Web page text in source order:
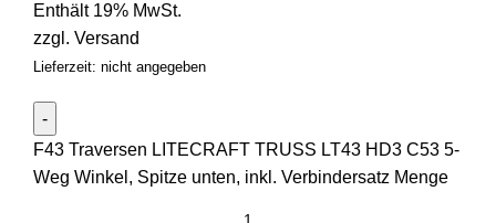
Enthält 19% MwSt.
zzgl. Versand
Lieferzeit: nicht angegeben
F43 Traversen LITECRAFT TRUSS LT43 HD3 C53 5-
Weg Winkel, Spitze unten, inkl. Verbindersatz Menge